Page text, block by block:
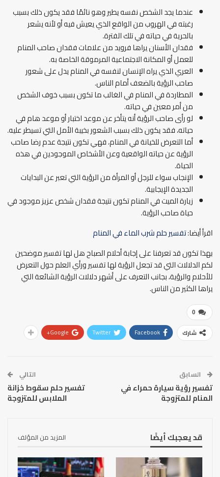
عندما يجد الشخص نفسه يطير وهو نائمًا فقد يكون ذلك بسبب
رغبته في الهروب من الواقع الذي يعيش فيه أو لأنه يشعر
بالحرية في حياته في تلك الفترة.
فقدان الأسنان يراها فرويد من علامات فقدان صاحب المنام
للعمل أو المكانة الاجتماعية المرموقة الخاصة به.
العري الذي يراه الإنسان لنفسه في المنام يدل على شعور
صاحب الرؤية بالضعف أمام الناس.
المطاردة في المنام في الغالب ما تكون بسبب خوف الشخص
من أمر معين في حياته.
لو رأى صاحب الرؤية أنه يتأخر عن موعد اختبار أو موعد هام في
حياته، فقد يكون ذلك بسبب الشعور بخيبة الأمل التي تسيطر عليه.
أما التعرض للخيانة في المنام، فهي تكون نتيجة عدم رضا صاحب
الرؤية عن حياته الواقعية وعن الأشخاص الموجودين في هذه
الحياة.
الإنجاب سواء للرجل أو المرأة من الرؤية التي تعبر عن البدايات
الجديدة الإيجابية.
زيارة الميت في المنام تكون نتيجة فقدان شخص عزيز موجود في
حياة صاحب الرؤية.
اقرأ أيضا:تفسير حلم شرب الماء في المنام
بهذا تكون قد تعرفنا على إجابة أحلام الصباح هل لها تفسير موضحين
لكم الدلالات التي قد تجعل الرؤية لها تفسير ورأي العلم حول التعرض
للأحلام والرؤية، بجانب التعرف على أشهر دلالات الرؤية الشائعة التي
يراها الكثير من الناس.
0
شارك Facebook
Twitter
Google+
السابق
تفسير رؤية سيارة حمراء في
المنام للمتزوجة
التالي
تفسير حلم سقوط خزانة
الملابس للمتزوجة
قد يعجبك أيضًا المزيد من المؤلف